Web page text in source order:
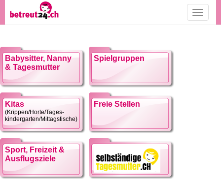
Toggle
Babysitter, Nanny
& Tagesmutter
Spielgruppen
Kitas
(Krippen/Horte/Tages-
kindergarten/Mittagstische)
Freie Stellen
Sport, Freizeit &
Ausflugsziele